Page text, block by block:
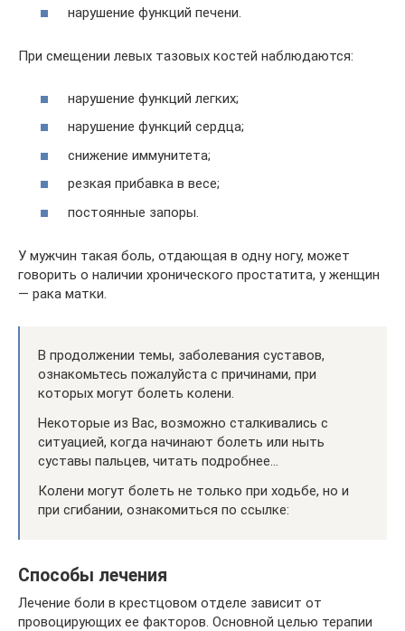
нарушение функций печени.
При смещении левых тазовых костей наблюдаются:
нарушение функций легких;
нарушение функций сердца;
снижение иммунитета;
резкая прибавка в весе;
постоянные запоры.
У мужчин такая боль, отдающая в одну ногу, может
говорить о наличии хронического простатита, у женщин
— рака матки.
В продолжении темы, заболевания суставов,
ознакомьтесь пожалуйста с причинами, при
которых могут болеть колени.
Некоторые из Вас, возможно сталкивались с
ситуацией, когда начинают болеть или ныть
суставы пальцев, читать подробнее…
Колени могут болеть не только при ходьбе, но и
при сгибании, ознакомиться по ссылке:
Способы лечения
Лечение боли в крестцовом отделе зависит от
провоцирующих ее факторов. Основной целью терапии